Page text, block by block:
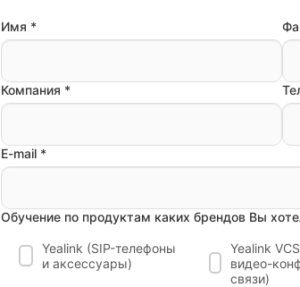
Имя *
Компания *
E-mail *
Обучение по продуктам каких брендов Вы
Yealink (SIP-телефоны
и аксессуары)
Yealink
видео-
связи)